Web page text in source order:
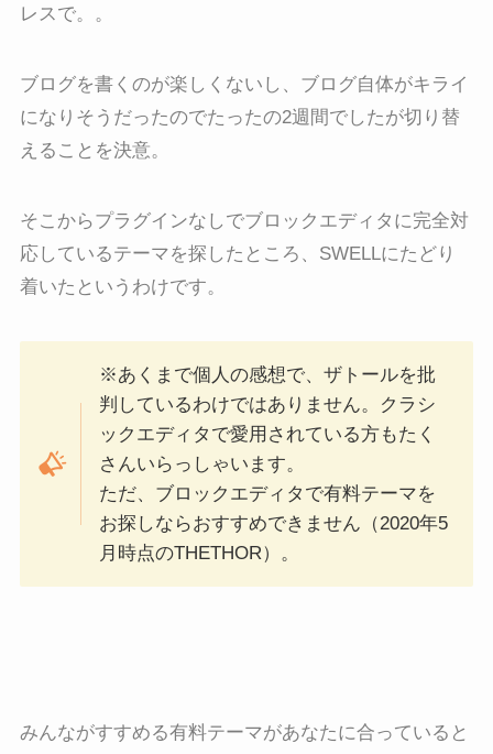
レスで。。
ブログを書くのが楽しくないし、ブログ自体がキライ
になりそうだったのでたったの2週間でしたが切り替
えることを決意。
そこからプラグインなしでブロックエディタに完全対
応しているテーマを探したところ、SWELLにたどり
着いたというわけです。
※あくまで個人の感想で、ザトールを批
判しているわけではありません。クラシ
ックエディタで愛用されている方もたく
さんいらっしゃいます。
ただ、ブロックエディタで有料テーマを
お探しならおすすめできません（2020年5
月時点のTHETHOR）。
みんながすすめる有料テーマがあなたに合っていると